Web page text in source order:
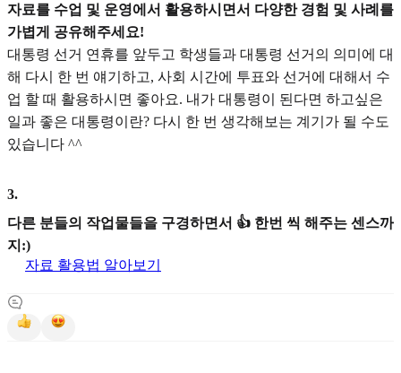
자료를 수업 및 운영에서 활용하시면서 다양한 경험 및 사례를
가볍게 공유해주세요!
대통령 선거 연휴를 앞두고 학생들과 대통령 선거의 의미에 대
해 다시 한 번 얘기하고, 사회 시간에 투표와 선거에 대해서 수
업 할 때 활용하시면 좋아요. 내가 대통령이 된다면 하고싶은
일과 좋은 대통령이란? 다시 한 번 생각해보는 계기가 될 수도
있습니다 ^^
3.
다른 분들의 작업물들을 구경하면서 👍 한번 씩 해주는 센스까
지:)
자료 활용법 알아보기